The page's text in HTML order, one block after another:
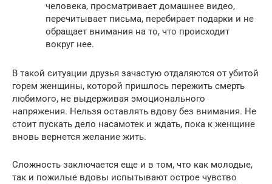
человека, просматривает домашнее видео,
перечитывает письма, перебирает подарки и не
обращает внимания на то, что происходит
вокруг нее.
В такой ситуации друзья зачастую отдаляются от убитой
горем женщины, которой пришлось пережить смерть
любимого, не выдерживая эмоционального
напряжения. Нельзя оставлять вдову без внимания. Не
стоит пускать дело насамотек и ждать, пока к женщине
вновь вернется желание жить.
Сложность заключается еще и в том, что как молодые,
так и пожилые вдовы испытывают острое чувство